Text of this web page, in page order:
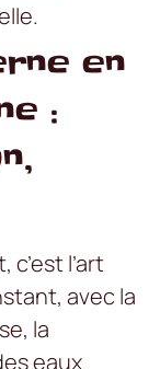
en
:
l’art
avec la
la
eaux